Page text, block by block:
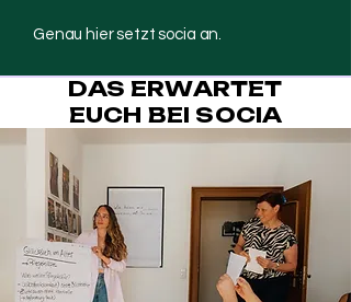
Genau hier setzt socia an.
DAS ERWARTET
EUCH BEI SOCIA